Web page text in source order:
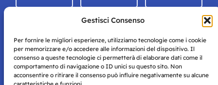
Gestisci Consenso
Per fornire le migliori esperienze, utilizziamo tecnologie come i cookie
per memorizzare e/o accedere alle informazioni del dispositivo. Il
consenso a queste tecnologie ci permetterà di elaborare dati come il
comportamento di navigazione o ID unici su questo sito. Non
acconsentire o ritirare il consenso può influire negativamente su alcune